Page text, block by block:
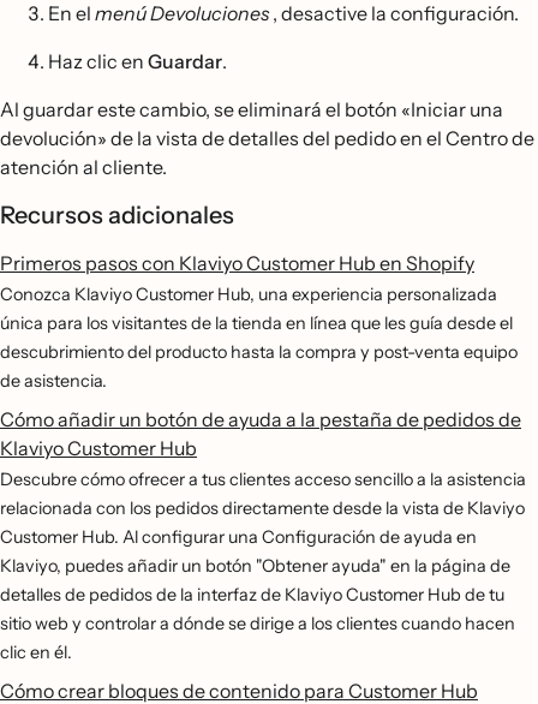
En el menú Devoluciones, desactive la configuración.
Haz clic en Guardar.
Al guardar este cambio, se eliminará el botón «Iniciar una
devolución» de la vista de detalles del pedido en el Centro de
atención al cliente.
Recursos adicionales
Primeros pasos con Klaviyo Customer Hub en Shopify
Conozca Klaviyo Customer Hub, una experiencia personalizada
única para los visitantes de la tienda en línea que les guía desde el
descubrimiento del producto hasta la compra y post-venta equipo
de asistencia.
Cómo añadir un botón de ayuda a la pestaña de pedidos de
Klaviyo Customer Hub
Descubre cómo ofrecer a tus clientes acceso sencillo a la asistencia
relacionada con los pedidos directamente desde la vista de Klaviyo
Customer Hub. Al configurar una Configuración de ayuda en
Klaviyo, puedes añadir un botón "Obtener ayuda" en la página de
detalles de pedidos de la interfaz de Klaviyo Customer Hub de tu
sitio web y controlar a dónde se dirige a los clientes cuando hacen
clic en él.
Cómo crear bloques de contenido para Customer Hub